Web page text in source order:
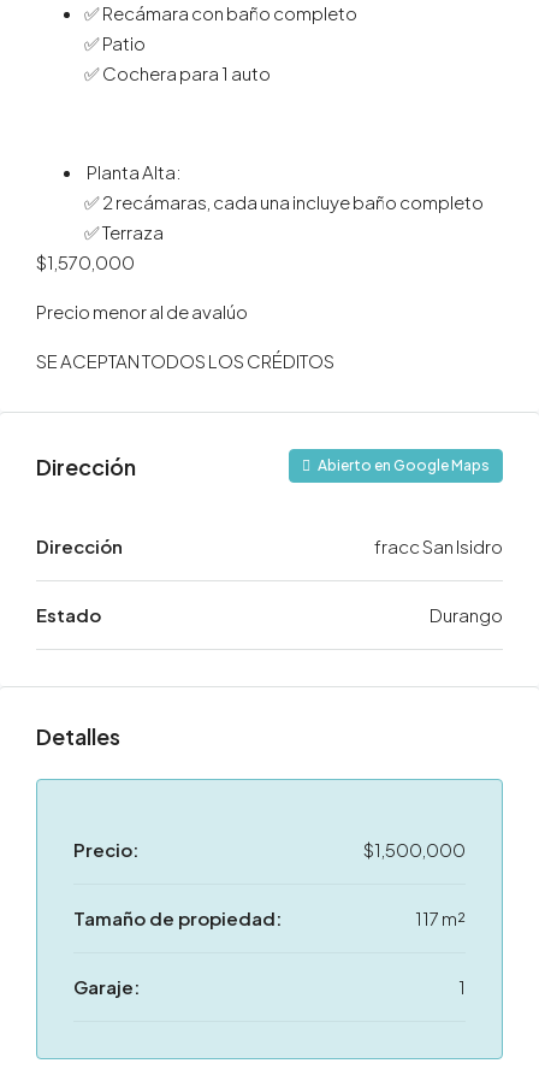
✅ Recámara con baño completo
✅ Patio
✅ Cochera para 1 auto
Planta Alta:
✅ 2 recámaras, cada una incluye baño completo
✅ Terraza
$1,570,000
Precio menor al de avalúo
SE ACEPTAN TODOS LOS CRÉDITOS
Dirección Abierto en Google Maps
Dirección fracc San Isidro
Estado Durango
Detalles
Precio: $1,500,000
Tamaño de propiedad: 117 m²
Garaje: 1